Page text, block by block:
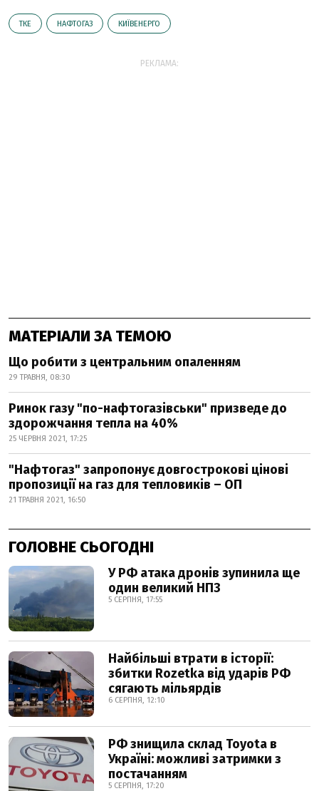
ТКЕ НАФТОГАЗ КИЇВЕНЕРГО
РЕКЛАМА:
МАТЕРІАЛИ ЗА ТЕМОЮ
Що робити з центральним опаленням
29 ТРАВНЯ, 08:30
Ринок газу "по-нафтогазівськи" призведе до
здорожчання тепла на 40%
25 ЧЕРВНЯ 2021, 17:25
"Нафтогаз" запропонує довгострокові цінові
пропозиції на газ для тепловиків – ОП
21 ТРАВНЯ 2021, 16:50
ГОЛОВНЕ СЬОГОДНІ
У РФ атака дронів зупинила ще
один великий НПЗ
5 СЕРПНЯ, 17:55
Найбільші втрати в історії:
збитки Rozetka від ударів РФ
сягають мільярдів
6 СЕРПНЯ, 12:10
РФ знищила склад Toyota в
Україні: можливі затримки з
постачанням
5 СЕРПНЯ, 17:20